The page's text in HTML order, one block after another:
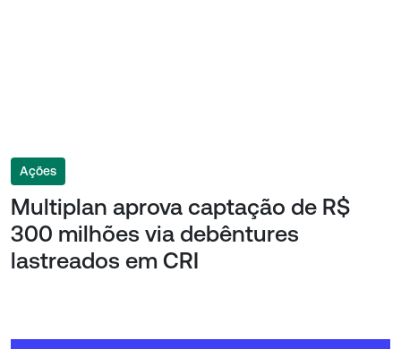
Ações
Multiplan aprova captação de R$
300 milhões via debêntures
lastreados em CRI